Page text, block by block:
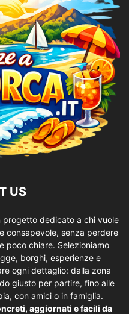
US
progetto dedicato a chi vuole
consapevole, senza perdere
poco chiare. Selezioniamo
borghi, esperienze e
ogni dettaglio: dalla zona
giusto per partire, fino alle
con amici o in famiglia.
aggiornati e facili da